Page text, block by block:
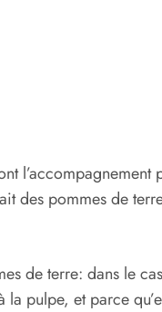
l’accompagnement
des pommes de
de terre: dans le
pulpe, et parce